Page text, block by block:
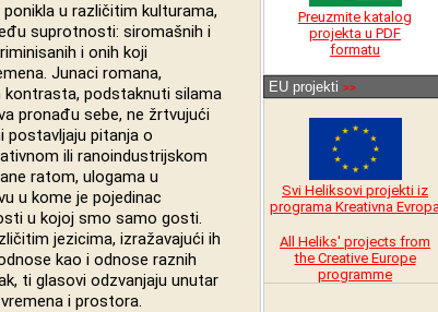
u različitim kulturama,
suprotnosti: siromašnih i
i onih koji
Junaci romana,
podstaknuti silama
pronađu sebe, ne žrtvujući
postavljaju pitanja o
ili ranoindustrijskom
ratom, ulogama u
u kome je pojedinac
u kojoj smo samo gosti.
jezicima, izražavajući ih
kao i odnose raznih
ti glasovi odzvanjaju unutar
i prostora.
Preuzmite katalog
projekta u PDF
formatu
EU projekti >>
Svi Heliksovi projekti iz
programa Kreativna Evropa
All Heliks' projects from
the Creative Europe
programme